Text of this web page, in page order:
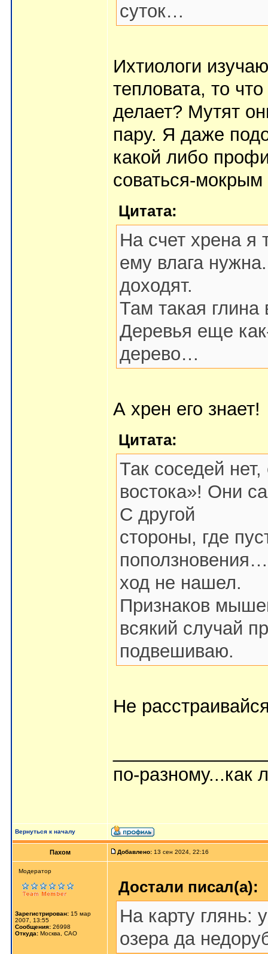
суток…
Ихтиологи
тепловата, то
делает? Мутят
пару. Я даже
какой либо
соваться-
Цитата:
На счет хрена я
ему влага
доходят.
Там такая глина
Деревья еще
дерево…
А хрен его знает!
Цитата:
Так соседей
востока»! Они
С другой
стороны, где
ход не нашел.
Признаков
всякий случай
подвешиваю.
Не
по-разному...как
Вернуться к началу
Пахом Добавлено: 13 сен 2024, 22:16
Мoдератор
Зарегистрирован: 15 мар
2007, 13:55
Сообщения: 26998
Откуда: Москва, САО
Достали писал(а):
На карту глянь:
озера да